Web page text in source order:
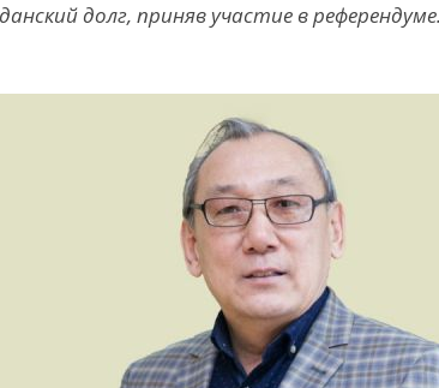
долг, приняв участие в референдуме.